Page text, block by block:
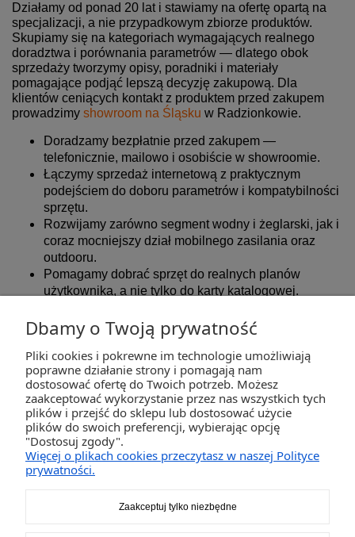
Działamy od ponad 20 lat i stawiamy na ofertę opartą na
specjalizacji, a nie przypadkowym zbiorze produktów.
Skupiamy się na kategoriach wymagających realnego
doradztwa i porównania parametrów — dlatego obok
sprzedaży tworzymy opisy, poradniki i materiały
pomagające podjąć lepszą decyzję zakupową. Dla
klientów ceniących kontakt z produktem przed zakupem
prowadzimy showroom na Śląsku w Radzionkowie.
Doradzamy bezpłatnie przed zakupem —
telefonicznie, mailowo i osobiście w showroomie.
Łączymy sprzedaż internetową z praktycznym
podejściem do doboru parametrów i kompatybilności
sprzętu.
Rozwijamy zarówno segment wodny i żeglarski, jak i
coraz mocniejszy dział mobilnego zasilania oraz
outdooru.
Pomagamy dobrać sprzęt do realnych planów
użytkownika, a nie tylko do karty katalogowej.
ZAKUPY
POMOC
Dbamy o Twoją prywatność
Pliki cookies i pokrewne im technologie umożliwiają
poprawne działanie strony i pomagają nam
dostosować ofertę do Twoich potrzeb. Możesz
zaakceptować wykorzystanie przez nas wszystkich tych
plików i przejść do sklepu lub dostosować użycie
plików do swoich preferencji, wybierając opcję
"Dostosuj zgody".
Więcej o plikach cookies przeczytasz w naszej Polityce
prywatności.
Zaakceptuj tylko niezbędne